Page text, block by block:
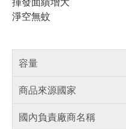
淨空無蚊
容量
商品來源國家
國內負責廠商名稱